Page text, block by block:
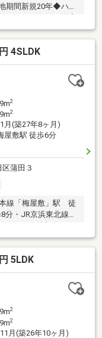
期間新規20年◆ハウ
4SLDK
2
2
月(築27年8ヶ月)
屋敷駅 徒歩6分
蒲田３
線「梅屋敷」駅 徒
分・JR京浜東北線
Point◇・平成11年
＋小屋根裏収納付
れれば、再建築が
っと 蒲田3丁目店
店 約280ｍ 徒歩4
大田区立東蒲小学
5LDK
2
2
月(築26年10ヶ月)